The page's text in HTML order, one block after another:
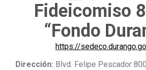
Fideicomiso
“Fondo
https://
Dirección: Blvd. Felipe Pescador